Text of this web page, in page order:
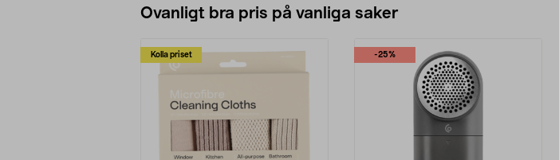
Ovanligt bra pris på vanliga saker
Kolla priset -25%